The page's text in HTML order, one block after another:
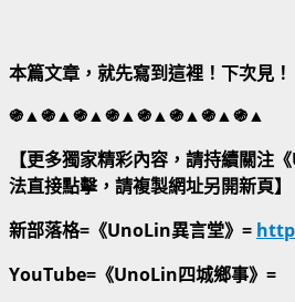
本篇文章，就先寫到這裡！下次見！
֍▲֍▲֍▲֍▲֍▲֍▲֍▲֍▲
【更多獨家精彩內容，請持續關注
法直接點擊，請複製網址另開新頁】
新部落格=《UnoLin異言堂》=
YouTube=《UnoLin四城鄉事》=